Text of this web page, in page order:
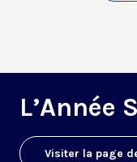
L’Année
Visiter la page